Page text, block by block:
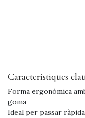
Característiques
Forma ergonòmica
goma
Ideal per passar